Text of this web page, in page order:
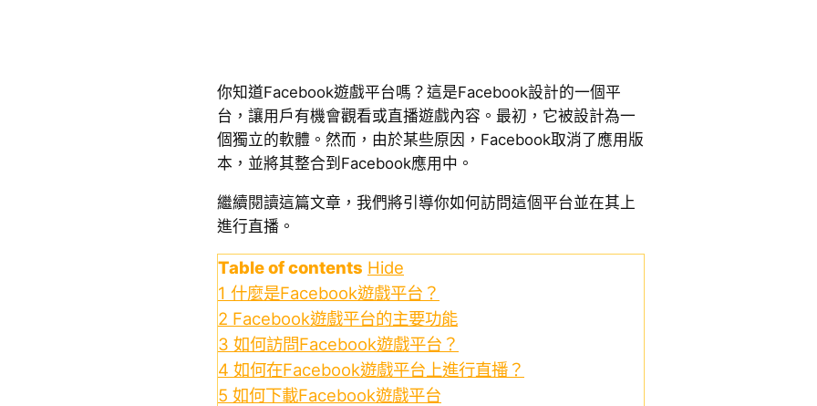
你知道Facebook遊戲平台嗎？這是Facebook設計的一個平
台，讓用戶有機會觀看或直播遊戲內容。最初，它被設計為一
個獨立的軟體。然而，由於某些原因，Facebook取消了應用版
本，並將其整合到Facebook應用中。
繼續閱讀這篇文章，我們將引導你如何訪問這個平台並在其上
進行直播。
Table of contents Hide
1 什麼是Facebook遊戲平台？
2 Facebook遊戲平台的主要功能
3 如何訪問Facebook遊戲平台？
4 如何在Facebook遊戲平台上進行直播？
5 如何下載Facebook遊戲平台